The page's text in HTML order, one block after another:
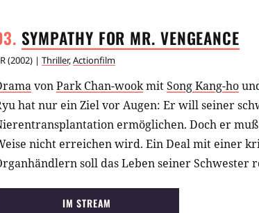
SYMPATHY FOR MR. VENGEANCE
(2002) | Thriller,Actionfilm
vonPark Chan-wookmitSong Kang-ho
hat nur ein Ziel vor Augen: Er will seiner
ermöglichen. Doch er
nicht erreichen wird. Ein Deal mit einer
soll das Leben seiner Schwester
verzweifelten Schritt plant er eine
IM STREAM